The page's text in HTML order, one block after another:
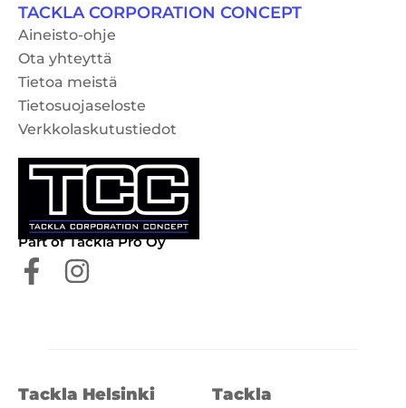
TACKLA CORPORATION CONCEPT
Aineisto-ohje
Ota yhteyttä
Tietoa meistä
Tietosuojaseloste
Verkkolaskutustiedot
Part of Tackla Pro Oy
Tackla Helsinki
Tackla